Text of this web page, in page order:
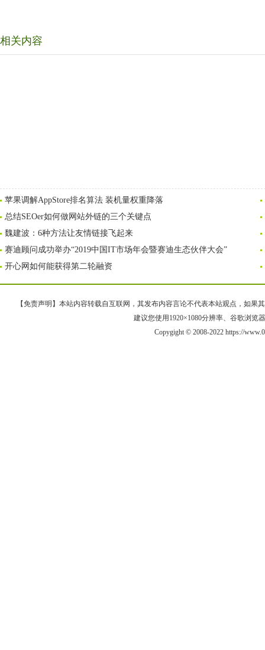
相关内容
苹果调解AppStore排名算法 装机量权重降落
总结SEOer如何做网站外链的三个关键点
魏建波：6种方法让友情链接飞起来
赛迪顾问成功举办“2019中国IT市场年会暨赛迪生态伙伴大会”
开心网如何能获得第二轮融资
【免责声明】本站内容转载自互联网，其发布内容言论不代表本站观点，如果
建议您使用1920×1080分辨率、谷歌浏览
Copygight © 2008-2022 https://